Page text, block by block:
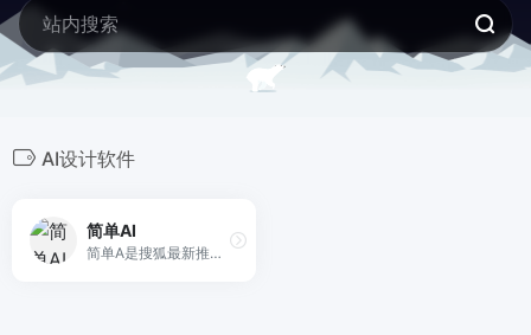
AI设计软件
简单AI
简单A是搜狐最新推出的智能图片生成平台和社区，是一个适合小白直接上手的AJ图片生成工具，提供文生图和图生图两种模式，上手简单，且生成质量较好。目前，用户可以通过简单Al每日免费生成 10 张图片。同时，该平台还提供用户作品分享社区、创作同款、提示词参考等功能。